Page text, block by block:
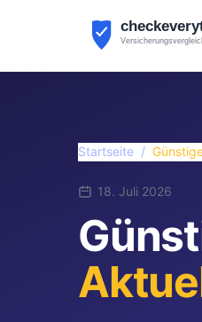
Startseite /
18. Juli 2026